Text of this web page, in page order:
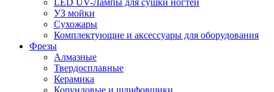
LED UV-Лампы для сушки ногтей
УЗ мойки
Сухожары
Комплектующие и аксессуары для оборудования
Фрезы
Алмазные
Твердосплавные
Керамика